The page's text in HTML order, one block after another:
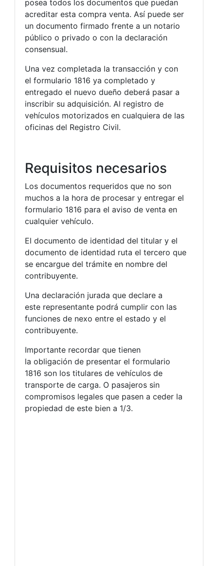
posea todos los documentos que puedan
acreditar esta compra venta. Así puede ser
un documento firmado frente a un notario
público o privado o con la declaración
consensual.
Una vez completada la transacción y con
el formulario 1816 ya completado y
entregado el nuevo dueño deberá pasar a
inscribir su adquisición. Al registro de
vehículos motorizados en cualquiera de las
oficinas del Registro Civil.
Requisitos necesarios
Los documentos requeridos que no son
muchos a la hora de procesar y entregar el
formulario 1816 para el aviso de venta en
cualquier vehículo.
El documento de identidad del titular y el
documento de identidad ruta el tercero que
se encargue del trámite en nombre del
contribuyente.
Una declaración jurada que declare a
este representante podrá cumplir con las
funciones de nexo entre el estado y el
contribuyente.
Importante recordar que tienen
la obligación de presentar el formulario
1816 son los titulares de vehículos de
transporte de carga. O pasajeros sin
compromisos legales que pasen a ceder la
propiedad de este bien a 1/3.